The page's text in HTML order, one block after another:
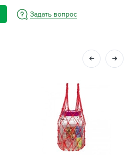
Задать вопрос